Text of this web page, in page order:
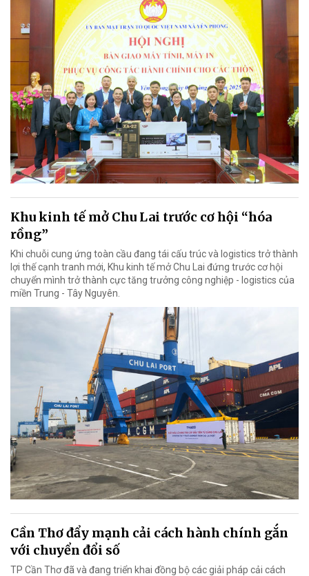
Khu kinh tế mở Chu Lai trước cơ hội “hóa
rồng”
Khi chuỗi cung ứng toàn cầu đang tái cấu trúc và logistics trở thành
lợi thế cạnh tranh mới, Khu kinh tế mở Chu Lai đứng trước cơ hội
chuyển mình trở thành cực tăng trưởng công nghiệp - logistics của
miền Trung - Tây Nguyên.
Cần Thơ đẩy mạnh cải cách hành chính gắn
với chuyển đổi số
TP Cần Thơ đã và đang triển khai đồng bộ các giải pháp cải cách